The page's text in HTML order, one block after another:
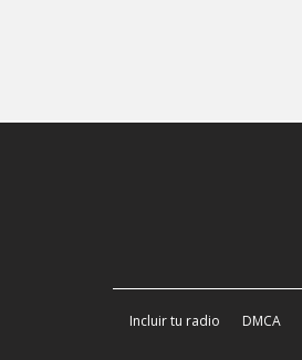
Incluir tu radio DMCA